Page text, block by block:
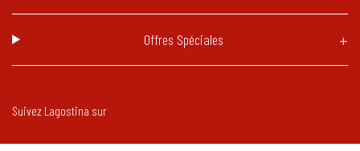
Offres Spéciales
Suivez Lagostina sur